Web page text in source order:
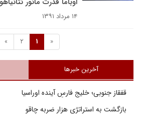
۱۴ مرداد ۱۳۹۱
«
1
2
»
آخرین خبرها
قفقاز جنوبی؛ خلیج فارسِ آینده اوراسیا
بازگشت به استراتژی هزار ضربه چاقو